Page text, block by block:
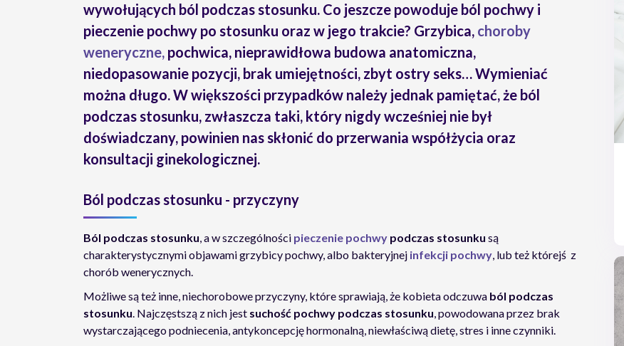
wywołujących ból podczas stosunku. Co jeszcze powoduje ból pochwy i
pieczenie pochwy po stosunku oraz w jego trakcie? Grzybica, choroby
weneryczne, pochwica, nieprawidłowa budowa anatomiczna,
niedopasowanie pozycji, brak umiejętności, zbyt ostry seks… Wymieniać
można długo. W większości przypadków należy jednak pamiętać, że ból
podczas stosunku, zwłaszcza taki, który nigdy wcześniej nie był
doświadczany, powinien nas skłonić do przerwania współżycia oraz
konsultacji ginekologicznej.
Ból podczas stosunku - przyczyny
Ból podczas stosunku, a w szczególności pieczenie pochwy podczas stosunku są
charakterystycznymi objawami grzybicy pochwy, albo bakteryjnej infekcji pochwy, lub też którejś z
chorób wenerycznych.
Możliwe są też inne, niechorobowe przyczyny, które sprawiają, że kobieta odczuwa ból podczas
stosunku. Najczęstszą z nich jest suchość pochwy podczas stosunku, powodowana przez brak
wystarczającego podniecenia, antykoncepcję hormonalną, niewłaściwą dietę, stres i inne czynniki.